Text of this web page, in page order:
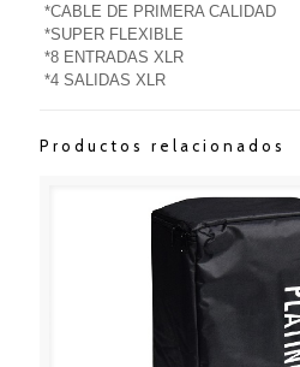
*CABLE DE PRIMERA CALIDAD
*SUPER FLEXIBLE
*8 ENTRADAS XLR
*4 SALIDAS XLR
Productos relacionados